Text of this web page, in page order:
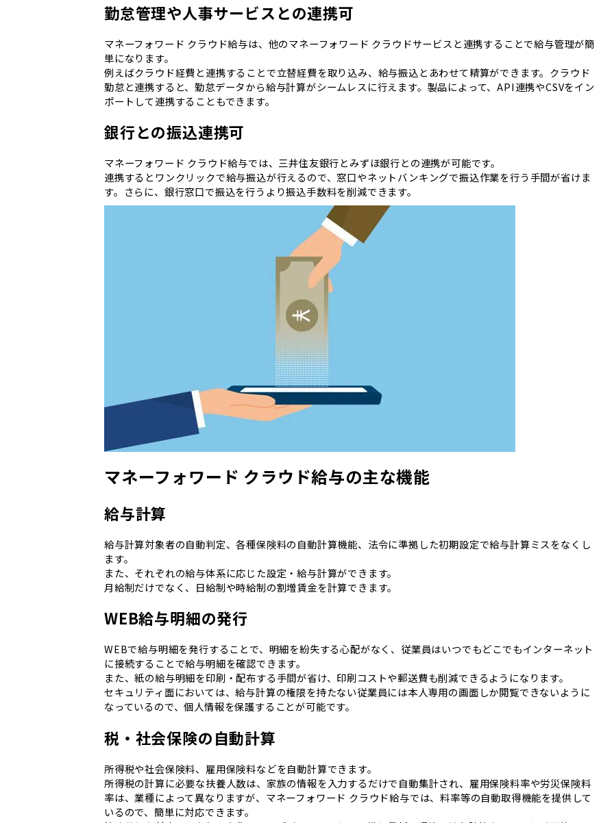
勤怠管理や人事サービスとの連携可
マネーフォワード クラウド給与は、他のマネーフォワード クラウドサービスと連携することで給与管理が簡
単になります。
例えばクラウド経費と連携することで立替経費を取り込み、給与振込とあわせて精算ができます。クラウド
勤怠と連携すると、勤怠データから給与計算がシームレスに行えます。製品によって、API連携やCSVをイン
ポートして連携することもできます。
銀行との振込連携可
マネーフォワード クラウド給与では、三井住友銀行とみずほ銀行との連携が可能です。
連携するとワンクリックで給与振込が行えるので、窓口やネットバンキングで振込作業を行う手間が省けま
す。さらに、銀行窓口で振込を行うより振込手数料を削減できます。
マネーフォワード クラウド給与の主な機能
給与計算
給与計算対象者の自動判定、各種保険料の自動計算機能、法令に準拠した初期設定で給与計算ミスをなくし
ます。
また、それぞれの給与体系に応じた設定・給与計算ができます。
月給制だけでなく、日給制や時給制の割増賃金を計算できます。
WEB給与明細の発行
WEBで給与明細を発行することで、明細を紛失する心配がなく、従業員はいつでもどこでもインターネット
に接続することで給与明細を確認できます。
また、紙の給与明細を印刷・配布する手間が省け、印刷コストや郵送費も削減できるようになります。
セキュリティ面においては、給与計算の権限を持たない従業員には本人専用の画面しか閲覧できないように
なっているので、個人情報を保護することが可能です。
税・社会保険の自動計算
所得税や社会保険料、雇用保険料などを自動計算できます。
所得税の計算に必要な扶養人数は、家族の情報を入力するだけで自動集計され、雇用保険料率や労災保険料
率は、業種によって異なりますが、マネーフォワード クラウド給与では、料率等の自動取得機能を提供して
いるので、簡単に対応できます。